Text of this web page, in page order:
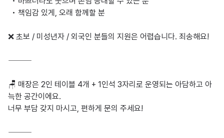
❌ 초보 / 미성년자 / 외국인 분들의 지원은 어렵습니다. 죄송해요!
⸻
🪑 매장은 2인 테이블 4개 + 1인석 3자리로 운영되는 아담하고 아
늑한 공간이에요.
너무 부담 갖지 마시고, 편하게 문의 주세요!
⸻